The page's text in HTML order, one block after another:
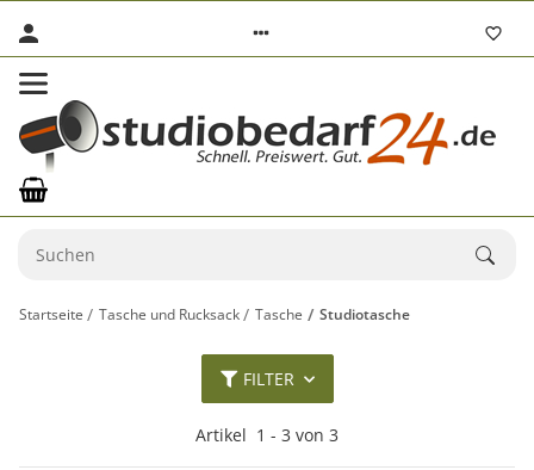
Startseite Tasche und Rucksack Tasche Studiotasche
FILTER
Artikel 1 - 3 von 3